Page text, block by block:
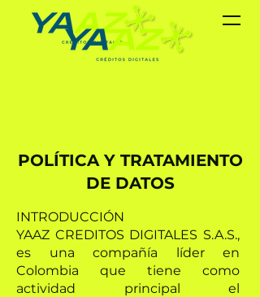
POLÍTICA Y TRATAMIENTO
DE DATOS
INTRODUCCIÓN
YAAZ CREDITOS DIGITALES S.A.S.,
es una compañía líder en
Colombia que tiene como
actividad principal el